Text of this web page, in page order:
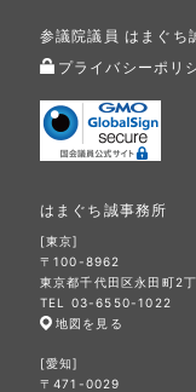
参議院議員 はまぐち
プライバシーポリ
はまぐち誠事務所
[東京]
〒100-8962
東京都千代田区永田町2
TEL 03-6550-1022
地図を見る
[愛知]
〒471-0029